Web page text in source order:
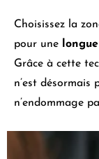
Choisissez la
pour une
Grâce à cette
n’est
n’endommage